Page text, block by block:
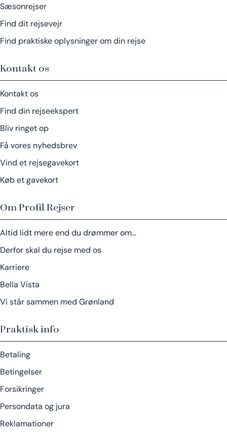
Sæsonrejser
Find dit rejsevejr
Find praktiske oplysninger om din rejse
Kontakt os
Kontakt os
Find din rejseekspert
Bliv ringet op
Få vores nyhedsbrev
Vind et rejsegavekort
Køb et gavekort
Om Profil Rejser
Altid lidt mere end du drømmer om…
Derfor skal du rejse med os
Karriere
Bella Vista
Vi står sammen med Grønland
Praktisk info
Betaling
Betingelser
Forsikringer
Persondata og jura
Reklamationer